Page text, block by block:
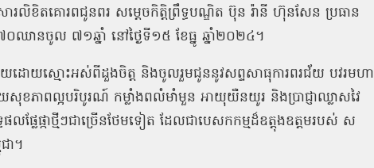
សារលិខិតគោរពជូនពរ សម្តេចកិត្តិព្រឹទ្ធបណ្ឌិត ប៊ុន រ៉ានី ហ៊ុនសែន ប្រធាន
០ឈានចូល ៧១ឆ្នាំ នៅថ្ងៃទី១៥ ខែធ្នូ ឆ្នាំ២០២៤។
យដោយស្មោះអស់ពីដួងចិត្ត និងចូលរួមជូននូវសព្ទសាធុការពរជ័យ បវរមហា
សុខភាពល្អបរិបូរណ៍ កម្លាំងពលំមាំមួន អាយុយឺនយូរ និងប្រាជ្ញាឈ្លាសវៃ
ផ្លែផ្កាថ្មីៗជាច្រើនថែមទៀត ដែលជាបេសកកម្មដ៏ឧត្តុងឧត្តមរបស់ ស
ា។